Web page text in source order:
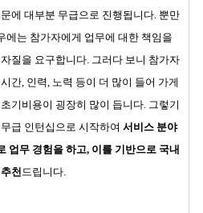
에 대부분 무급으로 진행됩니다. 뿐만
에는 참가자에게 업무에 대한 책임을
질을 요구합니다. 그러다 보니 참가자
간, 인력, 노력 등이 더 많이 들어 가게
기비용이 굉장히 많이 듭니다. 그렇기
급 인턴십으로 시작하여 서비스 분야
업무 경험을 하고, 이를 기반으로 국내
천 드립니다.